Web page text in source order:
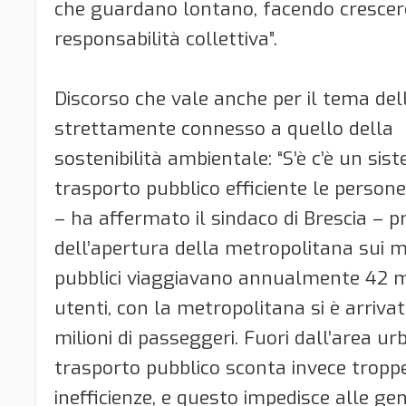
che guardano lontano, facendo
responsabilità collettiva”.
Discorso che vale anche per il tema
strettamente connesso a quello della
sostenibilità ambientale: “S’è c’è un
trasporto pubblico efficiente le
– ha affermato il sindaco di Brescia –
dell’apertura della metropolitana sui
pubblici viaggiavano annualmente 42
utenti, con la metropolitana si è
milioni di passeggeri. Fuori dall’area
trasporto pubblico sconta invece
inefficienze, e questo impedisce alle